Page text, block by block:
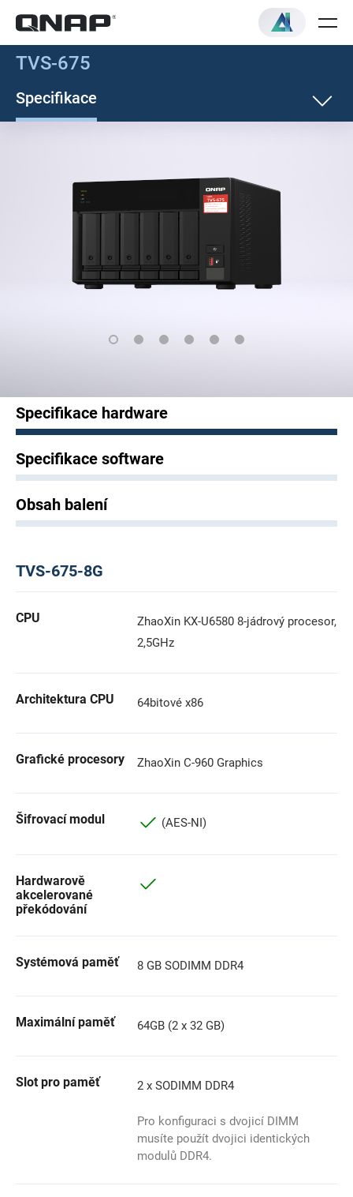
TVS-675
Specifikace
Specifikace hardware
Specifikace software
Obsah balení
TVS-675-8G
CPU
ZhaoXin KX-U6580 8-jádrový procesor,
2,5GHz
Architektura CPU 64bitové x86
Grafické procesory ZhaoXin C-960 Graphics
Šifrovací modul (AES-NI)
Hardwarově
akcelerované
překódování
Systémová paměť 8 GB SODIMM DDR4
Maximální paměť 64GB (2 x 32 GB)
Slot pro paměť 2 x SODIMM DDR4
Pro konfiguraci s dvojicí DIMM
musíte použít dvojici identických
modulů DDR4.